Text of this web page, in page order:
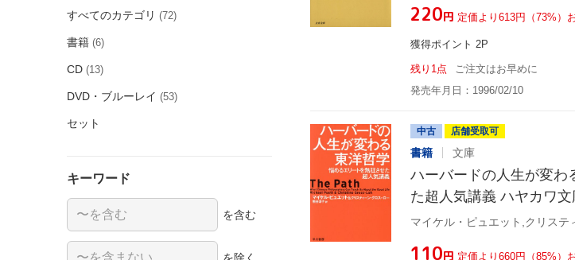
¥220円 定価より613円（73%）
獲得ポイント 2P
残り1点
ご注文はお早めに
発売年月日：1996/02/10
中古 店舗受取可
書籍 文庫
ハーバードの人生が変わ
た超人気講義 ハヤカワ
マイケル・ピュエット,クリス
¥110円 定価より660円（85%）
すべてのカテゴリ (72)
書籍 (6)
CD (13)
DVD・ブルーレイ (53)
セット
キーワード
を含む
を除く